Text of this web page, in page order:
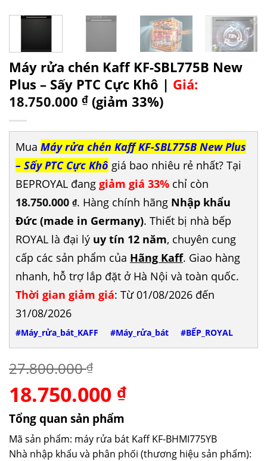
Máy rửa chén Kaff KF-SBL775B New
Plus – Sấy PTC Cực Khô | Giá:
18.750.000 ₫ (giảm 33%)
Mua Máy rửa chén Kaff KF-SBL775B New Plus
– Sấy PTC Cực Khô giá bao nhiêu rẻ nhất? Tại
BEPROYAL đang giảm giá 33% chỉ còn
18.750.000 ₫. Hàng chính hãng Nhập khẩu
Đức (made in Germany). Thiết bị nhà bếp
ROYAL là đại lý uy tín 12 năm, chuyên cung
cấp các sản phẩm của Hãng Kaff. Giao hàng
nhanh, hỗ trợ lắp đặt ở Hà Nội và toàn quốc.
Thời gian giảm giá: Từ 01/08/2026 đến
31/08/2026
#Máy_rửa_bát_KAFF #Máy_rửa_bát #BẾP_ROYAL
27.800.000₫
Giá
gốc
là:
27.800.000 ₫.
18.750.000 ₫Giá
là:
18.750.000 ₫.
Tổng quan sản phẩm
Mã sản phẩm: máy rửa bát Kaff KF-BHMI775YB
Nhà nhập khẩu và phân phối (thương hiệu sản phẩm):